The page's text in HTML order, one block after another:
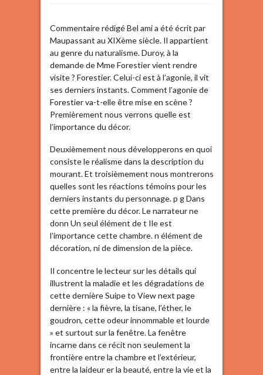
Commentaire rédigé Bel ami a été écrit par
Maupassant au XIXème siècle. Il appartient
au genre du naturalisme. Duroy, à la
demande de Mme Forestier vient rendre
visite ? Forestier. Celui-ci est à l’agonie, il vit
ses derniers instants. Comment l’agonie de
Forestier va-t-elle être mise en scène ?
Premièrement nous verrons quelle est
l’importance du décor.
Deuxièmement nous développerons en quoi
consiste le réalisme dans la description du
mourant. Et troisièmement nous montrerons
quelles sont les réactions témoins pour les
derniers instants du personnage. p g Dans
cette première du décor. Le narrateur ne
donn Un seul élément de t Ile est
l’importance cette chambre. n élément de
décoration, ni de dimension de la pièce.
Il concentre le lecteur sur les détails qui
illustrent la maladie et les dégradations de
cette dernière Suipe to View next page
dernière : « la fièvre, la tisane, l’éther, le
goudron, cette odeur innommable et lourde
» et surtout sur la fenêtre. La fenêtre
incarne dans ce récit non seulement la
frontière entre la chambre et l’extérieur,
entre la laideur er la beauté, entre la vie et la